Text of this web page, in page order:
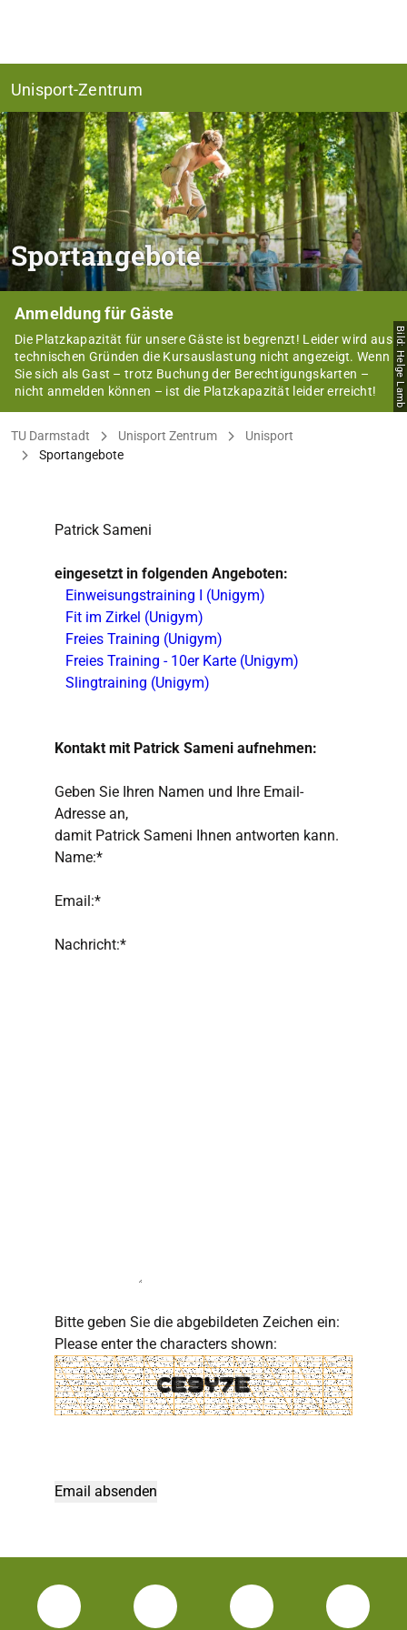
Unisport-Zentrum
Sportangebote
Anmeldung für Gäste
Die Platzkapazität für unsere Gäste ist begrenzt! Leider wird aus
technischen Gründen die Kursauslastung nicht angezeigt. Wenn
Sie sich als Gast – trotz Buchung der Berechtigungskarten –
nicht anmelden können – ist die Platzkapazität leider erreicht!
Bild: Helge Lamb
Sie befinden sich hier:
TU Darmstadt Unisport Zentrum
Unisport
Sportangebote
Patrick Sameni
eingesetzt in folgenden Angeboten:
Einweisungstraining I (Unigym)
Fit im Zirkel (Unigym)
Freies Training (Unigym)
Freies Training - 10er Karte (Unigym)
Slingtraining (Unigym)
Kontakt mit Patrick Sameni aufnehmen:
Geben Sie Ihren Namen und Ihre Email-
Adresse an,
damit Patrick Sameni Ihnen antworten kann.
Name:*
Email:*
Nachricht:*
Bitte geben Sie die abgebildeten Zeichen ein:
Please enter the characters shown:
Facebook Unisport-Zentrum
Instagram Unisport-Zentrum
Youtube TU